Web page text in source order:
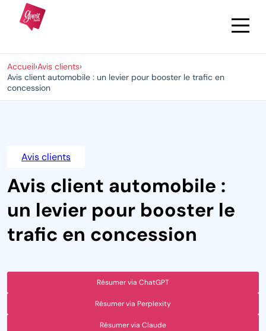
Accueil›Avis clients›
Avis client automobile : un levier pour booster le trafic en
concession
Avis clients
Avis client automobile :
un levier pour booster le
trafic en concession
Résumer via ChatGPT
Résumer via Perplexity
Résumer via Claude